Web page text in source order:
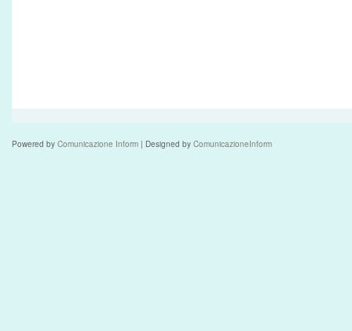
Powered by Comunicazione Inform | Designed by ComunicazioneInform